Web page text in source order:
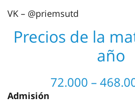
VK – @priemsutd
Precios de la
año
72.000 –
Admisión